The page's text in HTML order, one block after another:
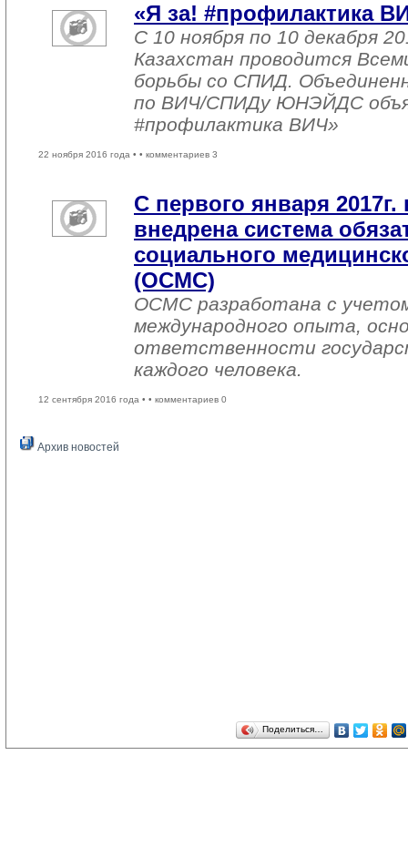
«Я за! #профилактика
С 10 ноября по 10 декабря
Казахстан проводится
борьбы со СПИД.
по ВИЧ/СПИДу ЮНЭЙДС
#профилактика ВИЧ»
22 ноября 2016 года • • комментариев 3
С первого января 2017г.
внедрена система
социального
(ОСМС)
ОСМС разработана с
международного опыта,
ответственности
каждого человека.
12 сентября 2016 года • • комментариев 0
Архив новостей
Поделиться…